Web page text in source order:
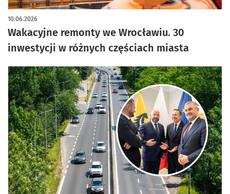
Wakacyjne remonty we Wrocławiu. 30
inwestycji w różnych częściach miasta
10.06.2026
artykuł z galerią zdjęć